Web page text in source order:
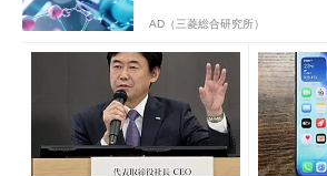
AD（三菱総合研究所）